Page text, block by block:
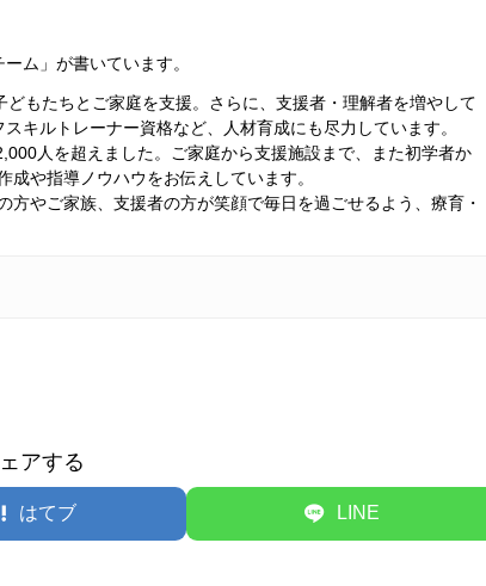
ム」 が書いています。
もたちとご家庭を支援。さらに、支援者・理解者を増やして
キルトレーナー資格など、人材育成にも尽力しています。
人を超えました。ご家庭から支援施設まで、また初学者か
や指導ノウハウをお伝えしています。
やご家族、支援者の方が笑顔で毎日を過ごせるよう、療育・
アする
はてブ LINE